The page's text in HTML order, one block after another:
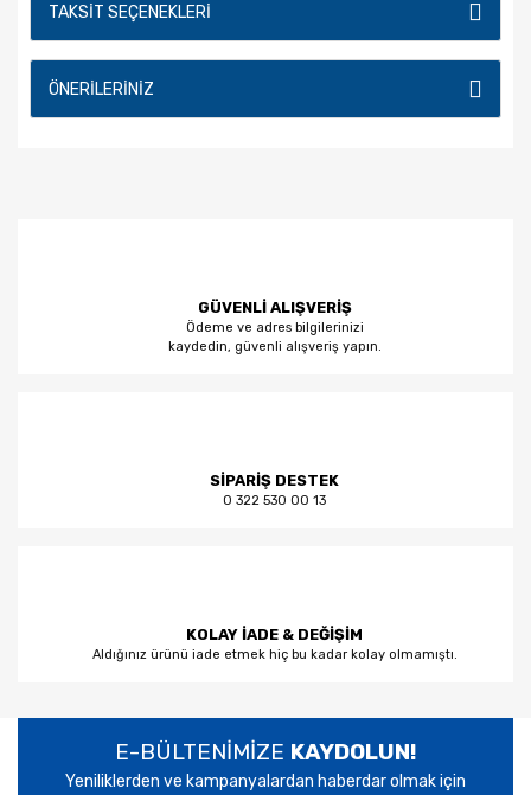
TAKSIT SEÇENEKLERI
ÖNERILERINIZ
GÜVENLİ ALIŞVERİŞ
Ödeme ve adres bilgilerinizi
kaydedin, güvenli alışveriş yapın.
SİPARİŞ DESTEK
0 322 530 00 13
KOLAY İADE & DEĞİŞİM
Aldığınız ürünü iade etmek hiç bu kadar kolay olmamıştı.
E-BÜLTENİMİZE KAYDOLUN!
Yeniliklerden ve kampanyalardan haberdar olmak için